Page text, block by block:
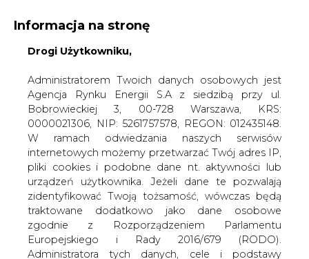
KONTAKT:
WYSOKI KONTRAST WIELKOŚĆ TEKSTU A A A
ZALOGUJ SIĘ
Informacja na stronę
Drogi Użytkowniku,
Administratorem Twoich danych osobowych jest
Agencja Rynku Energii S.A z siedzibą przy ul.
Bobrowieckiej 3, 00-728 Warszawa, KRS:
0000021306, NIP: 5261757578, REGON: 012435148.
W ramach odwiedzania naszych serwisów
internetowych możemy przetwarzać Twój adres IP,
pliki cookies i podobne dane nt. aktywności lub
urządzeń użytkownika. Jeżeli dane te pozwalają
zidentyfikować Twoją tożsamość, wówczas będą
traktowane dodatkowo jako dane osobowe
zgodnie z Rozporządzeniem Parlamentu
Europejskiego i Rady 2016/679 (RODO).
Administratora tych danych, cele i podstawy